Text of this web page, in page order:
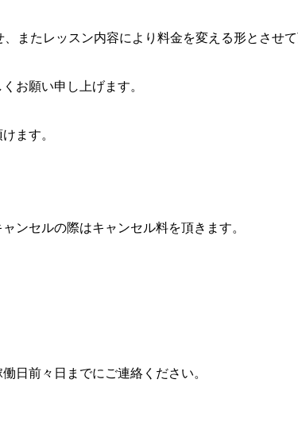
またレッスン内容により料金を変える形とさせて
お願い申し上げます。
ます。
ンセルの際はキャンセル料を頂きます。
日前々日までにご連絡ください。